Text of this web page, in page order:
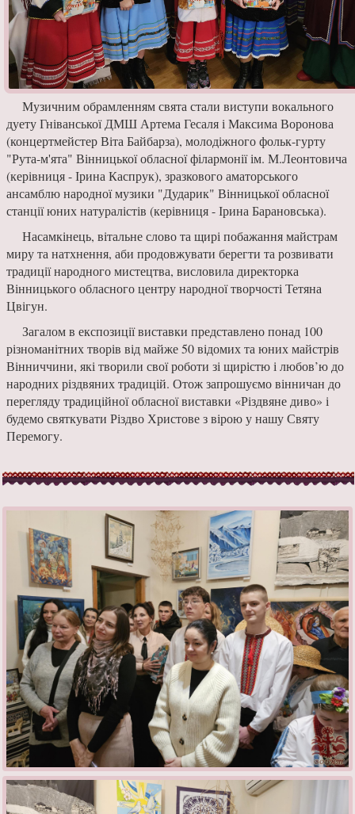
Музичним обрамленням свята стали виступи вокального
дуету Гніванської ДМШ Артема Гесаля і Максима Воронова
(концертмейстер Віта Байбарза), молодіжного фольк-гурту
"Рута-м'ята" Вінницької обласної філармонії ім. М.Леонтовича
(керівниця - Ірина Каспрук), зразкового аматорського
ансамблю народної музики "Дударик" Вінницької обласної
станції юних натуралістів (керівниця - Ірина Барановська).
Насамкінець, вітальне слово та щирі побажання майстрам
миру та натхнення, аби продовжувати берегти та розвивати
традиції народного мистецтва, висловила директорка
Вінницького обласного центру народної творчості Тетяна
Цвігун.
Загалом в експозиції виставки представлено понад 100
різноманітних творів від майже 50 відомих та юних майстрів
Вінниччини, які творили свої роботи зі щирістю і любов’ю до
народних різдвяних традицій. Отож запрошуємо вінничан до
перегляду традиційної обласної виставки «Різдвяне диво» і
будемо святкувати Різдво Христове з вірою у нашу Святу
Перемогу.